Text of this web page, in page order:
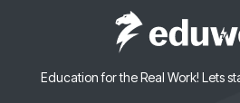
Education for the Real Work! Lets